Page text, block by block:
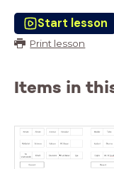
Start lesson
Print lesson
Items in